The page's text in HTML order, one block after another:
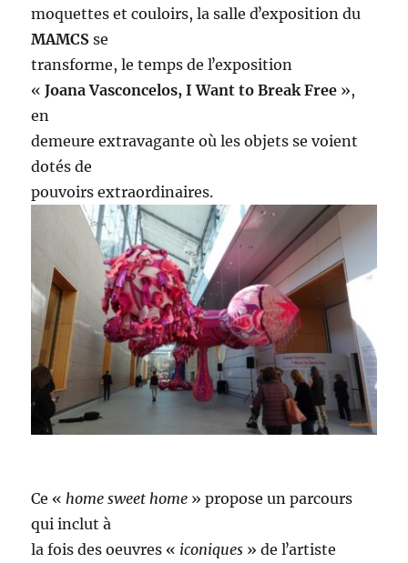
moquettes et couloirs, la salle dʼexposition du
MAMCS se
transforme, le temps de lʼexposition
«Joana Vasconcelos, I Want to Break Free »,
en
demeure extravagante où les objets se voient
dotés de
pouvoirs extraordinaires.
Ce « home sweet home » propose un parcours
qui inclut à
la fois des oeuvres « iconiques » de lʼartiste